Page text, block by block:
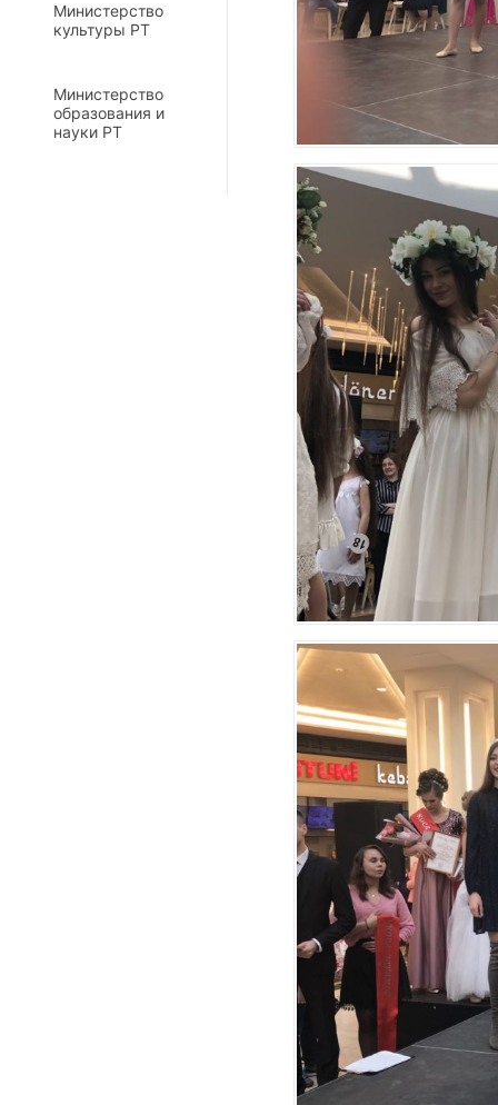
Министерство
культуры РТ
Министерство
образования и
науки РТ